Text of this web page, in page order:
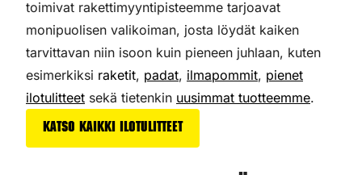
toimivat rakettimyyntipisteemme tarjoavat
monipuolisen valikoiman, josta löydät kaiken
tarvittavan niin isoon kuin pieneen juhlaan, kuten
esimerkiksi raketit, padat, ilmapommit, pienet
ilotulitteet sekä tietenkin uusimmat tuotteemme.
Katso kaikki ilotulitteet